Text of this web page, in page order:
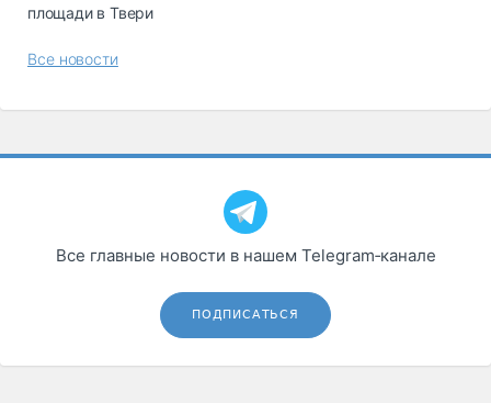
площади в Твери
Все новости
Все главные новости в нашем Telegram‑канале
ПОДПИСАТЬСЯ